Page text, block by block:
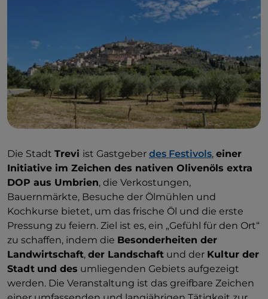
Die Stadt Trevi ist Gastgeber des Festivols, einer
Initiative im Zeichen des nativen Olivenöls extra
DOP aus Umbrien, die Verkostungen,
Bauernmärkte, Besuche der Ölmühlen und
Kochkurse bietet, um das frische Öl und die erste
Pressung zu feiern. Ziel ist es, ein „Gefühl für den Ort“
zu schaffen, indem die Besonderheiten der
Landwirtschaft, der Landschaft und der Kultur der
Stadt und des umliegenden Gebiets aufgezeigt
werden. Die Veranstaltung ist das greifbare Zeichen